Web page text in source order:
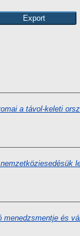
a távol-keleti
menedzsmentje és